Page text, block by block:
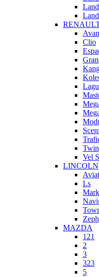
Clio
Vel
LINCOLN
Ls
MAZDA
121
2
3
323
5